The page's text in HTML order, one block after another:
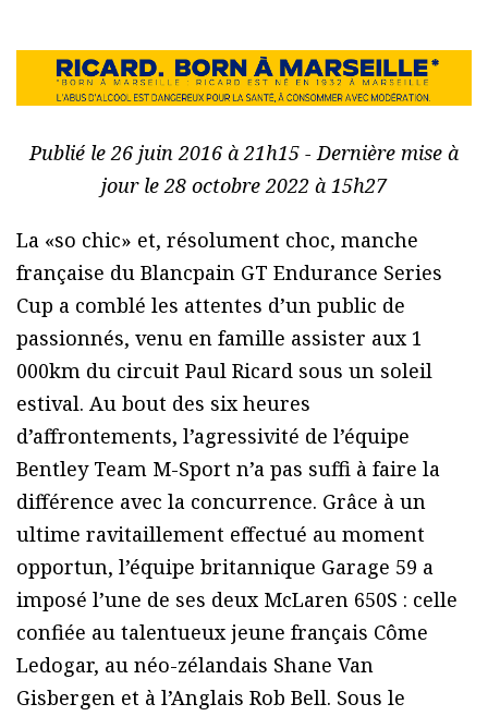
Publié le 26 juin 2016 à 21h15 - Dernière mise à
jour le 28 octobre 2022 à 15h27
La «so chic» et, résolument choc, manche
française du Blancpain GT Endurance Series
Cup a comblé les attentes d’un public de
passionnés, venu en famille assister aux 1
000km du circuit Paul Ricard sous un soleil
estival. Au bout des six heures
d’affrontements, l’agressivité de l’équipe
Bentley Team M-Sport n’a pas suffi à faire la
différence avec la concurrence. Grâce à un
ultime ravitaillement effectué au moment
opportun, l’équipe britannique Garage 59 a
imposé l’une de ses deux McLaren 650S : celle
confiée au talentueux jeune français Côme
Ledogar, au néo-zélandais Shane Van
Gisbergen et à l’Anglais Rob Bell. Sous le